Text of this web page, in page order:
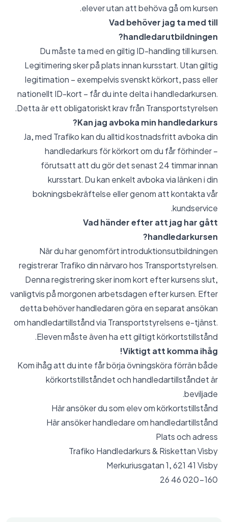
elever utan att behöva gå om kursen.
Vad behöver jag ta med till
handledarutbildningen?
Du måste ta med en giltig ID-handling till kursen.
Legitimering sker på plats innan kursstart. Utan giltig
legitimation – exempelvis svenskt körkort, pass eller
nationellt ID-kort – får du inte delta i handledarkursen.
Detta är ett obligatoriskt krav från Transportstyrelsen.
Kan jag avboka min handledarkurs?
Ja, med Trafiko kan du alltid kostnadsfritt avboka din
handledarkurs för körkort om du får förhinder –
förutsatt att du gör det senast 24 timmar innan
kursstart. Du kan enkelt avboka via länken i din
bokningsbekräftelse eller genom att kontakta vår
kundservice.
Vad händer efter att jag har gått
handledarkursen?
När du har genomfört introduktionsutbildningen
registrerar Trafiko din närvaro hos Transportstyrelsen.
Denna registrering sker inom kort efter kursens slut,
vanligtvis på morgonen arbetsdagen efter kursen. Efter
detta behöver handledaren göra en separat ansökan
om handledartillstånd via Transportstyrelsens e-tjänst.
Eleven måste även ha ett giltigt körkortstillstånd.
Viktigt att komma ihåg!
Kom ihåg att du inte får börja övningsköra förrän både
körkortstillståndet och handledartillståndet är
beviljade.
Här ansöker du som elev om körkortstillstånd
Här ansöker handledare om handledartillstånd
Plats och adress
Trafiko Handledarkurs & Riskettan Visby
Merkuriusgatan 1, 621 41 Visby
020-160 46 26